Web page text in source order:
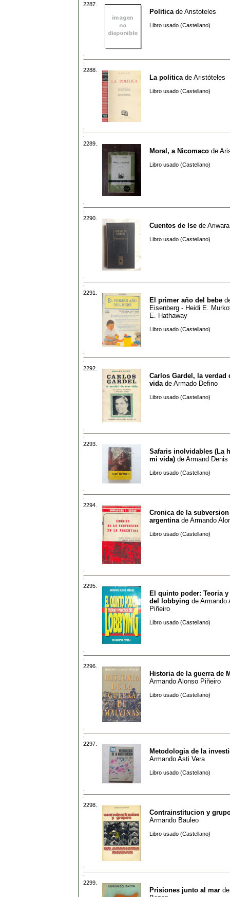
2287.
Politica de Aristoteles
Libro usado (Castellano)
2288.
La politica de Aristóteles
Libro usado (Castellano)
2289.
Moral, a Nicomaco de
Libro usado (Castellano)
2290.
Cuentos de Ise de
Libro usado (Castellano)
2291.
El primer año del bebe
Eisenberg - Heidi E.
E. Hathaway
Libro usado (Castellano)
2292.
Carlos Gardel, la verdad
vida de Armado Defino
Libro usado (Castellano)
2293.
Safaris inolvidables (La
mi vida) de Armand Denis
Libro usado (Castellano)
2294.
Cronica de la
argentina de Armando
Libro usado (Castellano)
2295.
El quinto poder: Teoria
del lobbying de Armando
Piñeiro
Libro usado (Castellano)
2296.
Historia de la guerra de
Armando Alonso Piñeiro
Libro usado (Castellano)
2297.
Metodologia de la
Armando Asti Vera
Libro usado (Castellano)
2298.
Contrainstitucion y
Armando Bauleo
Libro usado (Castellano)
2299.
Prisiones junto al mar